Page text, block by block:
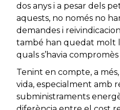
dos anys i a pesar dels
aquests, no només no
demandes i
també han quedat molt
quals s’havia
Tenint en compte, a
vida, especialment amb
subministraments